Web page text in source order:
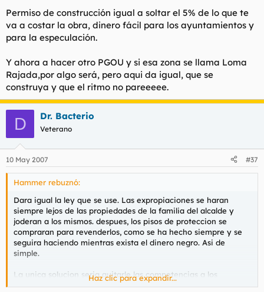
Permiso de construcción igual a soltar el 5% de lo que te
va a costar la obra, dinero fácil para los ayuntamientos y
para la especulación.
Y ahora a hacer otro PGOU y si esa zona se llama Loma
Rajada,por algo será, pero aqui da igual, que se
construya y que el ritmo no pareeeee.
D Dr. Bacterio
Veterano
10 May 2007 #37
Hammer rebuznó:
Dara igual la ley que se use. Las expropiaciones se haran
siempre lejos de las propiedades de la familia del alcalde y
joderan a los mismos. despues, los pisos de proteccion se
compraran para revenderlos, como se ha hecho siempre y se
seguira haciendo mientras exista el dinero negro. Asi de
simple.
La unica solucion seria quitarle las competencias a los
ayuntamientos. A ver quien tiene cojones a hacerlo.
Haz clic para expandir...